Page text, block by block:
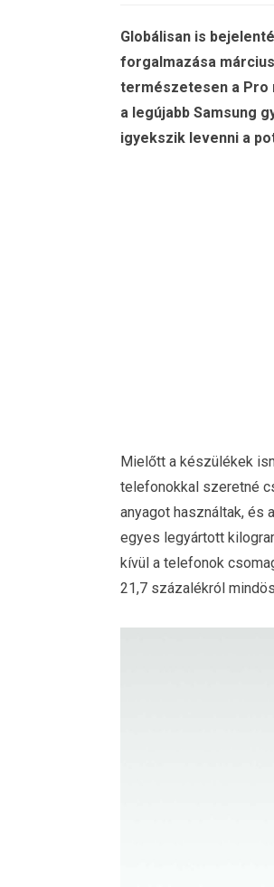
Globálisan is
forgalmazása
természetesen a Pro
a legújabb Samsung
igyekszik levenni a
Mielőtt a készülékek
telefonokkal szeretné
anyagot használtak, és
egyes legyártott
kívül a telefonok
21,7 százalékról